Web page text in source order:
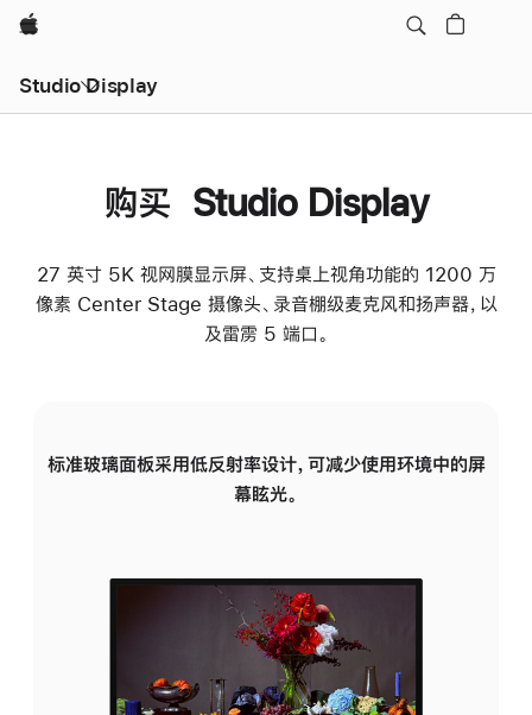
Apple
Studio Display
购买 Studio Display
27 英寸 5K 视网膜显示屏、支持桌上视角功能的 1200 万
像素 Center Stage 摄像头、录音棚级麦克风和扬声器，以
及雷雳 5 端口。
标准玻璃面板采用低反射率设计，可减少使用环境中的屏
幕眩光。